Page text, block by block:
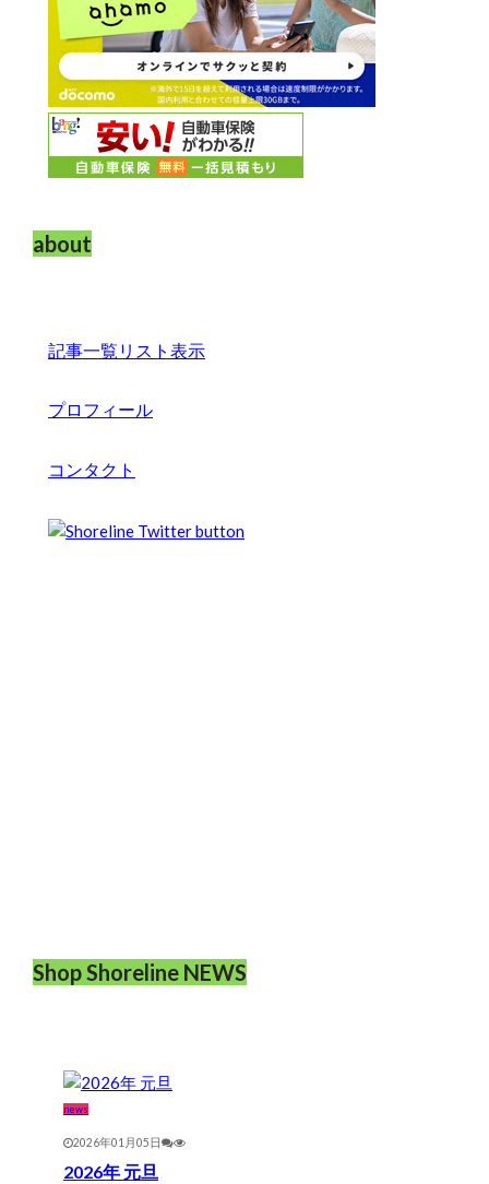
about
記事一覧リスト表示
プロフィール
コンタクト
Shop Shoreline NEWS
news
2026年01月05日
2026年 元旦